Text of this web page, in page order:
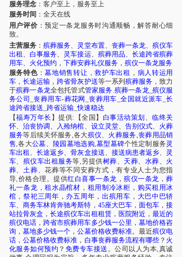
服务理念：客户至上，服务至上
服务时间 ：全天在线
用户评价 ：预定一条龙服务时沟通顺畅，解答耐心细
致。
主营服务 ：殡葬服务、 灵堂布置、 丧葬一条龙、殡仪车
出租 、 白事服务、 灵车接运、 殡葬用品、 长途跨省殡葬
用车、 火化预约 ， 下葬安葬礼仪服务 ， 殡仪一条龙服务
服务特色：墓地销售转让 ，救护车出租 ， 病人转运用
车， 长途运输 ，跨省骨灰护送等一系列 殡葬服务 ，致力
于殡葬一条龙全包托管式管家服务 .殡葬一条龙_ 殡仪服
务公司
_丧葬用车-葬花网 丧葬用车 全国就近派车 长
途跨省接送 跨省运输_快速稳达
【福寿万年长 】提供:【全国】 白事活动策划 、临终关
怀、 治丧协调 、 入殓纳棺、 设立灵堂、 告别仪式、 火葬
服务等后续关怀服务,各大殡仪、 火葬服务 ,丧葬用品销
售,各大公墓、 陵园墓地选购,墓型墓碑个性定制服务 灵
车出租 、长途返乡、骨灰盒接送、 接送病患者返乡、
灵
车、 殡仪车出租服务等,另提供树葬、 天葬、 水葬、 火
葬、土葬、花葬等不同安葬方式，有专业人士为您指
导,价格合理。提供红白喜事一条龙 ，殡仪一条龙 ，葬
礼一条龙 ，租水晶棺材 ， 租用制冷冰柜 ， 购买租用冰
棺 ，祭祀三周年 ， 办五周年 ， 出殡用车 ， 大巴中巴轿
车、 商务车林肯奔驰考斯特 ， 45座大巴车， 面包车 ，接
站拉骨灰盒 ，长途殡仪车出租租赁， 医院附近 ，最近的
殡仪电话 ，跨省市殡葬用车多少钱一公里 ，墓地价格咨
询 ， 墓地多少钱一个 ，公墓价格收费标准。最近殡仪电
话， 公墓价格收费标准 ， 白事丧葬服务流程有哪些 ？ 火
化服务如何预约 ？ 免费专车接送 。公司以人为本,真诚